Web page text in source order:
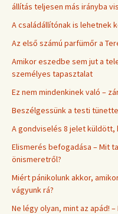
állítás teljesen más irányba
A családállítónak is lehetnek
Az első számú parfümőr a
Amikor eszedbe sem jut a
személyes tapasztalat
Ez nem mindenkinek való –
Beszélgessünk a testi
A gondviselés 8 jelet küldött,
Elismerés befogadása – Mit
önismeretről?
Miért pánikolunk akkor,
vágyunk rá?
Ne légy olyan, mint az apád!